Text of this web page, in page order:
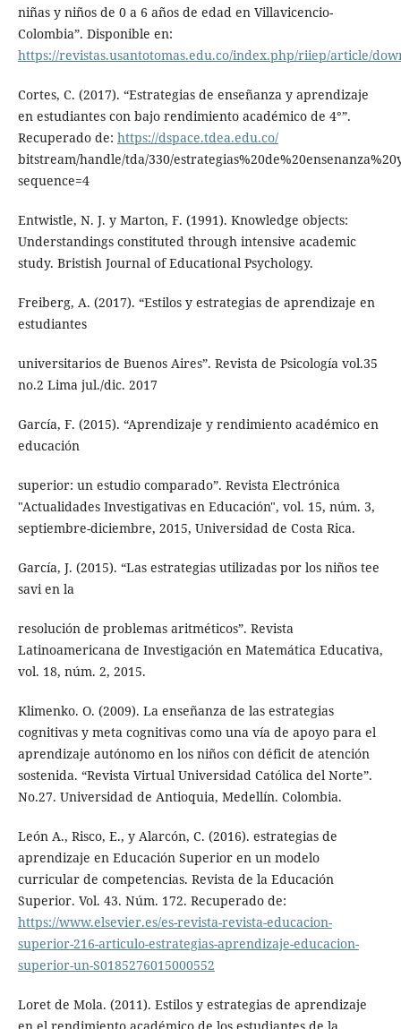
niñas y niños de 0 a 6 años de edad en Villavicencio-
Colombia”. Disponible en:
https://revistas.usantotomas.edu.co/index.php/riiep/article/
Cortes, C. (2017). “Estrategias de enseñanza y aprendizaje
en estudiantes con bajo rendimiento académico de 4°”.
Recuperado de: https://dspace.tdea.edu.co/
bitstream/handle/tda/330/
sequence=4
Entwistle, N. J. y Marton, F. (1991). Knowledge objects:
Understandings constituted through intensive academic
study. Bristish Journal of Educational Psychology.
Freiberg, A. (2017). “Estilos y estrategias de aprendizaje en
estudiantes
universitarios de Buenos Aires”. Revista de Psicología vol.35
no.2 Lima jul./dic. 2017
García, F. (2015). “Aprendizaje y rendimiento académico en
educación
superior: un estudio comparado”. Revista Electrónica
"Actualidades Investigativas en Educación", vol. 15, núm. 3,
septiembre-diciembre, 2015, Universidad de Costa Rica.
García, J. (2015). “Las estrategias utilizadas por los niños tee
savi en la
resolución de problemas aritméticos”. Revista
Latinoamericana de Investigación en Matemática Educativa,
vol. 18, núm. 2, 2015.
Klimenko. O. (2009). La enseñanza de las estrategias
cognitivas y meta cognitivas como una vía de apoyo para el
aprendizaje autónomo en los niños con déficit de atención
sostenida. “Revista Virtual Universidad Católica del Norte”.
No.27. Universidad de Antioquia, Medellín. Colombia.
León A., Risco, E., y Alarcón, C. (2016). estrategias de
aprendizaje en Educación Superior en un modelo
curricular de competencias. Revista de la Educación
Superior. Vol. 43. Núm. 172. Recuperado de:
https://www.elsevier.es/es-revista-revista-educacion-
superior-216-articulo-estrategias-aprendizaje-educacion-
superior-un-S0185276015000552
Loret de Mola. (2011). Estilos y estrategias de aprendizaje
en el rendimiento académico de los estudiantes de la